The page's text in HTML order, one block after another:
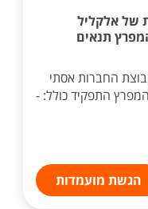
של אלקליל
תנאים
החברות אסתי
התפקיד כולל: -
הגשת מועמדות